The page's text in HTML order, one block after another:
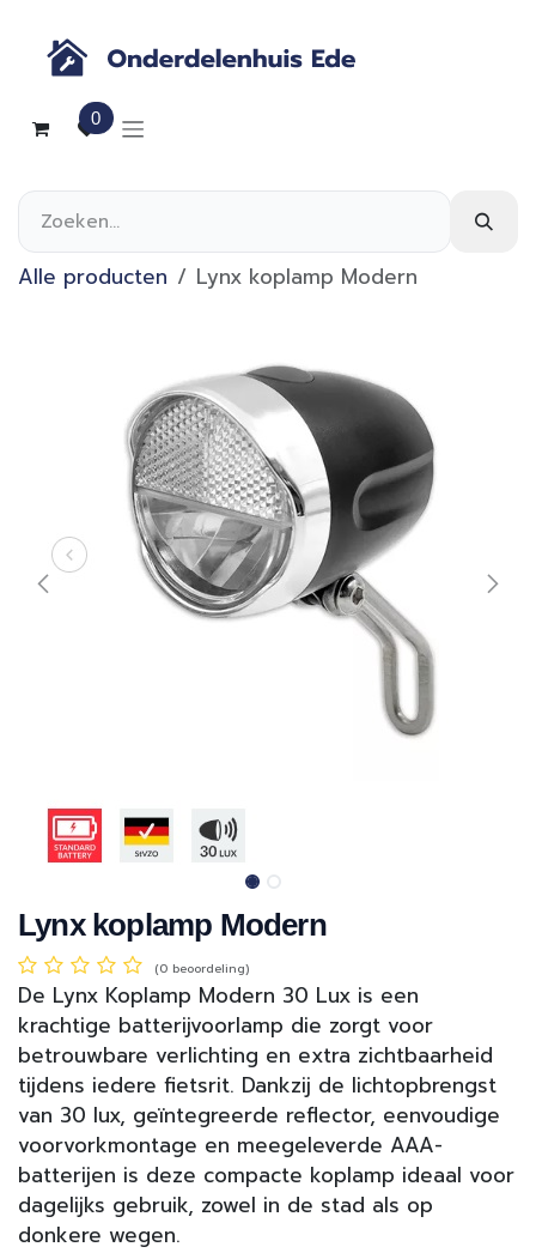
0
Alle producten Lynx koplamp Modern
Lynx koplamp Modern
(0 beoordeling)
De Lynx Koplamp Modern 30 Lux is een
krachtige batterijvoorlamp die zorgt voor
betrouwbare verlichting en extra zichtbaarheid
tijdens iedere fietsrit. Dankzij de lichtopbrengst
van 30 lux, geïntegreerde reflector, eenvoudige
voorvorkmontage en meegeleverde AAA-
batterijen is deze compacte koplamp ideaal voor
dagelijks gebruik, zowel in de stad als op
donkere wegen.